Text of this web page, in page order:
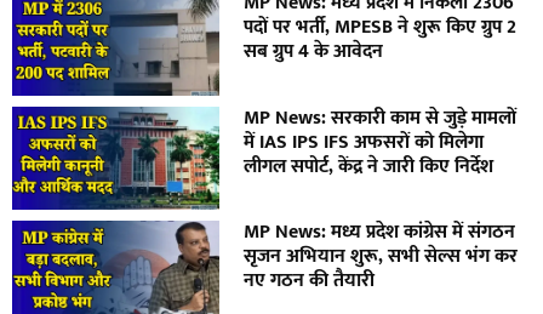
पदों पर भर्ती, MPESB ने शुरू किए ग्रुप 2
सब ग्रुप 4 के आवेदन
MP News: सरकारी काम से जुड़े मामलों
में IAS IPS IFS अफसरों को मिलेगा
लीगल सपोर्ट, केंद्र ने जारी किए निर्देश
MP News: मध्य प्रदेश कांग्रेस में संगठन
सृजन अभियान शुरू, सभी सेल्स भंग कर
नए गठन की तैयारी